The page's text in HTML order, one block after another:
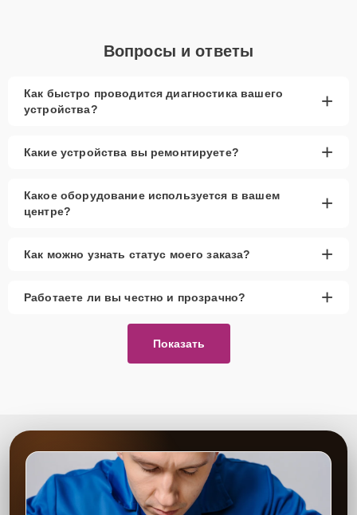
Вопросы и ответы
Как быстро проводится диагностика вашего
устройства?
+
Какие устройства вы ремонтируете? +
Какое оборудование используется в вашем
центре?
+
Как можно узнать статус моего заказа? +
Работаете ли вы честно и прозрачно? +
Показать